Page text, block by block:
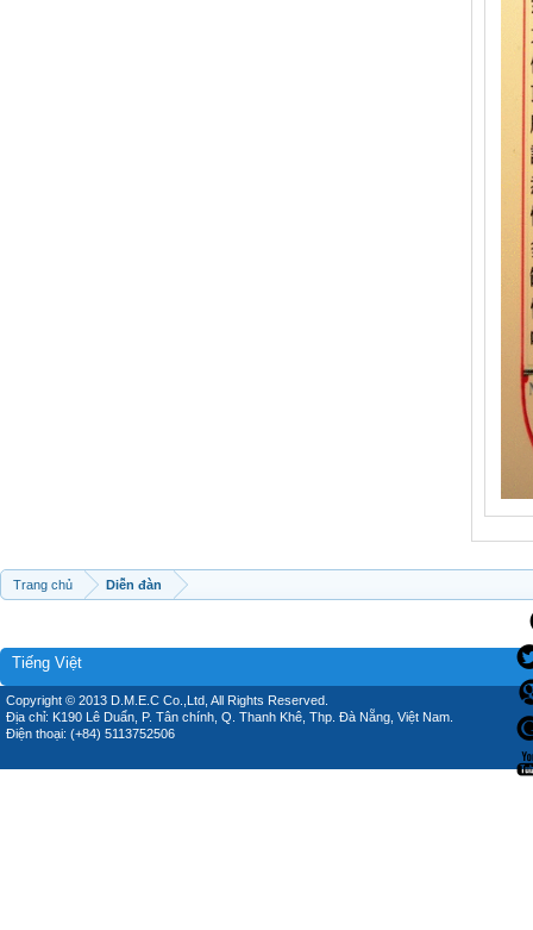
Trang chủ Diễn đàn
Tiếng Việt
Copyright © 2013 D.M.E.C Co.,Ltd, All Rights Reserved.
Địa chỉ: K190 Lê Duẩn, P. Tân chính, Q. Thanh Khê, Thp. Đà Nẵng, Việt Nam.
Điện thoại: (+84) 5113752506